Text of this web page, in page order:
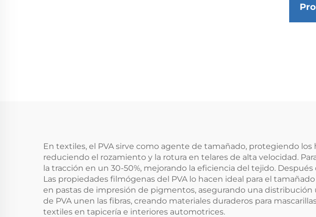
En textiles, el PVA sirve como agente de tamañado, protegiendo
reduciendo el rozamiento y la rotura en telares de alta velocidad.
la tracción en un 30-50%, mejorando la eficiencia del tejido.
Las propiedades filmógenas del PVA lo hacen ideal para el
en pastas de impresión de pigmentos, asegurando una distribución
de PVA unen las fibras, creando materiales duraderos para
textiles en tapicería e interiores automotrices.